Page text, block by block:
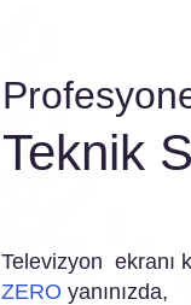
Televizyon ekranı
ZERO yanınızda,
Teknik